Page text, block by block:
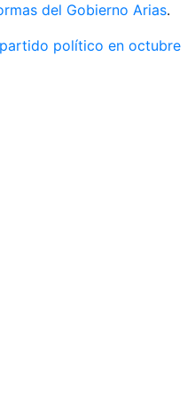
del Gobierno Arias.
político en octubre